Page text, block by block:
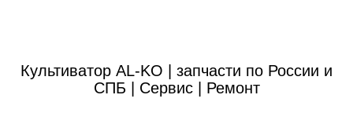
Культиватор AL-KO | запчасти по России и
СПБ | Сервис | Ремонт